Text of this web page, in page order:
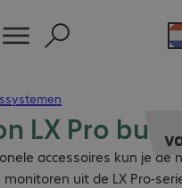
LX Pro
accessoires kun je de
uit de LX Pro-